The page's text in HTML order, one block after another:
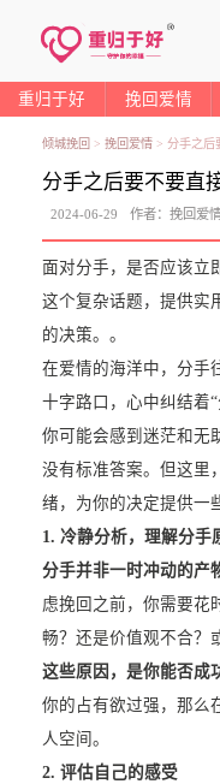
重归于好 挽回爱情
倾城挽回 > 挽回爱情> 分手之后
分手之后要不要直
2024-06-29 作者：挽回爱
面对分手，是否应该立
这个复杂话题，提供实
的决策。。
在爱情的海洋中，分手
十字路口，心中纠结着
你可能会感到迷茫和无
没有标准答案。但这里
绪，为你的决定提供一
1. 冷静分析，理解分手
分手并非一时冲动的产
虑挽回之前，你需要花
畅？还是价值观不合？
这些原因，是你能否成
你的占有欲过强，那么
人空间。
2. 评估自己的感受